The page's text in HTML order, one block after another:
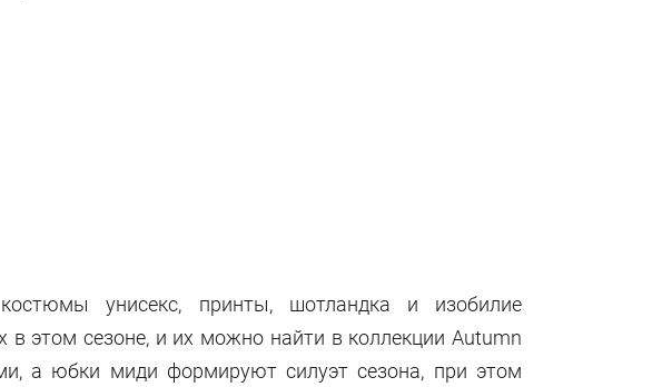
унисекс, принты, шотландка и изобилие
этом сезоне, и их можно найти в коллекции Autumn
а юбки миди формируют силуэт сезона, при этом